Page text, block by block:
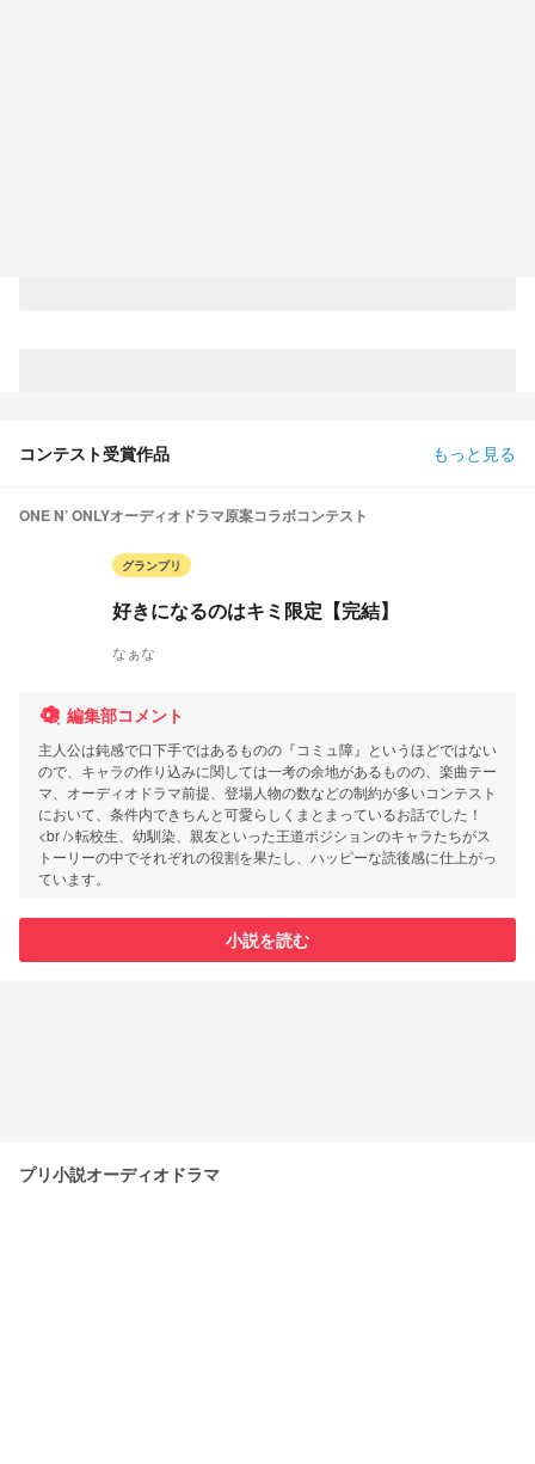
コンテスト受賞作品 もっと見る
ONE N’ ONLYオーディオドラマ原案コラボコンテスト
グランプリ
好きになるのはキミ限定【完結】
なぁな
編集部コメント
主人公は鈍感で口下手ではあるものの『コミュ障』というほどではない
ので、キャラの作り込みに関しては一考の余地があるものの、楽曲テー
マ、オーディオドラマ前提、登場人物の数などの制約が多いコンテスト
において、条件内できちんと可愛らしくまとまっているお話でした！
<br />転校生、幼馴染、親友といった王道ポジションのキャラたちがス
トーリーの中でそれぞれの役割を果たし、ハッピーな読後感に仕上がっ
ています。
小説を読む
プリ小説オーディオドラマ